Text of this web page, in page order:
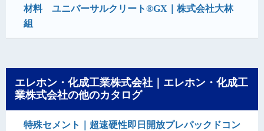
材料 ユニバーサルクリート®GX｜株式会社大林
組
エレホン・化成工業株式会社｜エレホン・化成工
業株式会社の他のカタログ
特殊セメント｜超速硬性即日開放プレパックドコン